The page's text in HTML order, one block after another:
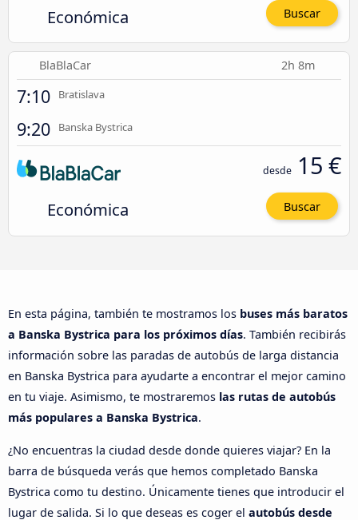
Económica Buscar
BlaBlaCar 2h 8m
7:10 Bratislava
9:20 Banska Bystrica
Económica
desde 15 €
Buscar
En esta página, también te mostramos los buses más baratos
a Banska Bystrica para los próximos días. También recibirás
información sobre las paradas de autobús de larga distancia
en Banska Bystrica para ayudarte a encontrar el mejor camino
en tu viaje. Asimismo, te mostraremos las rutas de autobús
más populares a Banska Bystrica.
¿No encuentras la ciudad desde donde quieres viajar? En la
barra de búsqueda verás que hemos completado Banska
Bystrica como tu destino. Únicamente tienes que introducir el
lugar de salida. Si lo que deseas es coger el autobús desde